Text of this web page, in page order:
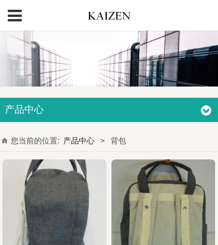
产品中心
您当前的位置: 产品中心 > 背包